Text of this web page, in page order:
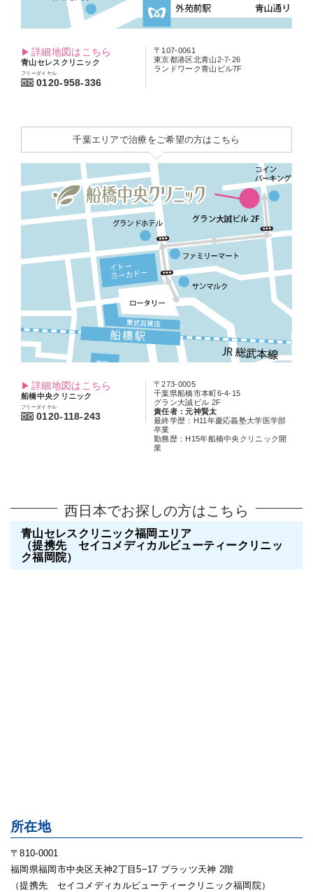
詳細地図はこちら
青山セレスクリニック
フリーダイヤル
0120-958-336
〒107-0061
東京都港区北青山2-7-26
ランドワーク青山ビル7F
千葉エリアで治療をご希望の方はこちら
詳細地図はこちら
船橋中央クリニック
フリーダイヤル
0120-118-243
〒273-0005
千葉県船橋市本町6-4-15
グラン大誠ビル 2F
責任者：元神賢太
最終学歴：H11年慶応義塾大学医学部
卒業
勤務歴：H15年船橋中央クリニック開
業
西日本でお探しの方はこちら
青山セレスクリニック福岡エリア
（提携先 セイコメディカルビューティークリニッ
ク福岡院）
所在地
〒810-0001
福岡県福岡市中央区天神2丁目5−17 プラッツ天神 2階
（提携先 セイコメディカルビューティークリニック福岡院）